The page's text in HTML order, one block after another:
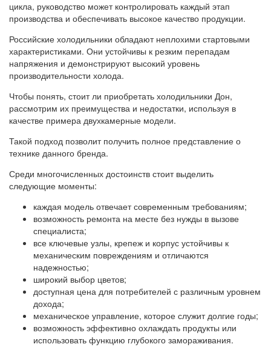
цикла, руководство может контролировать каждый этап
производства и обеспечивать высокое качество продукции.
Российские холодильники обладают неплохими стартовыми
характеристиками. Они устойчивы к резким перепадам
напряжения и демонстрируют высокий уровень
производительности холода.
Чтобы понять, стоит ли приобретать холодильники Дон,
рассмотрим их преимущества и недостатки, используя в
качестве примера двухкамерные модели.
Такой подход позволит получить полное представление о
технике данного бренда.
Среди многочисленных достоинств стоит выделить
следующие моменты:
каждая модель отвечает современным требованиям;
возможность ремонта на месте без нужды в вызове
специалиста;
все ключевые узлы, крепеж и корпус устойчивы к
механическим повреждениям и отличаются
надежностью;
широкий выбор цветов;
доступная цена для потребителей с различным уровнем
дохода;
механическое управление, которое служит долгие годы;
возможность эффективно охлаждать продукты или
использовать функцию глубокого замораживания.